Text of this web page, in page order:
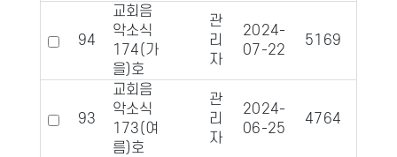
94
교회음
악소식
174(가
을)호
관
리
자
2024-
07-22
5169
93
교회음
악소식
173(여
름)호
관
리
자
2024-
06-25
4764